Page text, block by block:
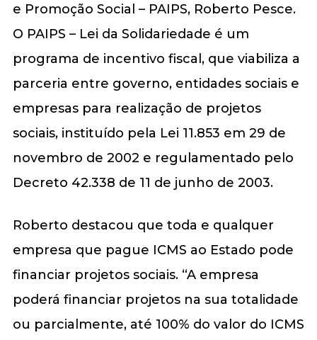
e Promoção Social – PAIPS, Roberto Pesce.
O PAIPS – Lei da Solidariedade é um
programa de incentivo fiscal, que viabiliza a
parceria entre governo, entidades sociais e
empresas para realização de projetos
sociais, instituído pela Lei 11.853 em 29 de
novembro de 2002 e regulamentado pelo
Decreto 42.338 de 11 de junho de 2003.
Roberto destacou que toda e qualquer
empresa que pague ICMS ao Estado pode
financiar projetos sociais. “A empresa
poderá financiar projetos na sua totalidade
ou parcialmente, até 100% do valor do ICMS